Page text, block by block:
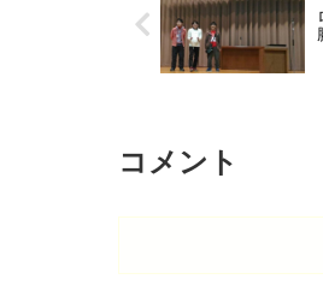
コメント